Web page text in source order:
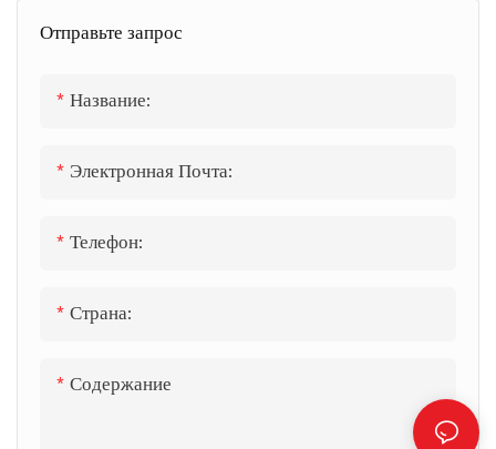
Отправьте запрос
Название:
Электронная Почта:
Телефон:
Страна:
Содержание